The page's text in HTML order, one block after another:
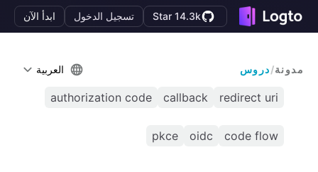
Star 14.3k تسجيل الدخول ابدأ الآن
مدونة/دروس العربية
redirect uri
callback
authorization code
code flow
oidc
pkce